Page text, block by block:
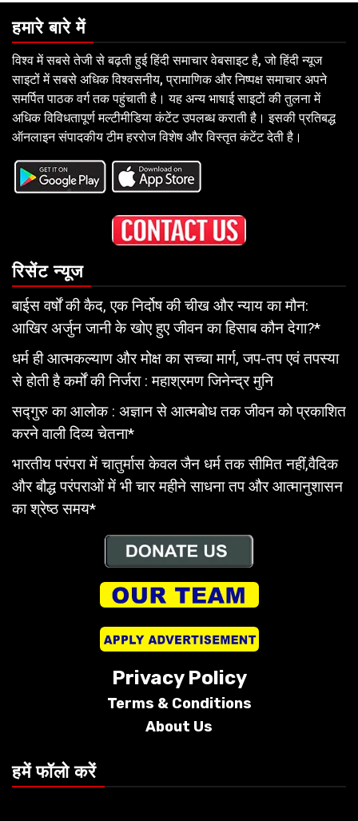
हमारे बारे में
विश्व में सबसे तेजी से बढ़ती हुई हिंदी समाचार वेबसाइट है, जो हिंदी न्यूज
साइटों में सबसे अधिक विश्वसनीय, प्रामाणिक और निष्पक्ष समाचार अपने
समर्पित पाठक वर्ग तक पहुंचाती है। यह अन्य भाषाई साइटों की तुलना में
अधिक विविधतापूर्ण मल्टीमीडिया कंटेंट उपलब्ध कराती है। इसकी प्रतिबद्ध
ऑनलाइन संपादकीय टीम हररोज विशेष और विस्तृत कंटेंट देती है।
रिसेंट न्यूज
बाईस वर्षों की कैद, एक निर्दोष की चीख और न्याय का मौन:
आखिर अर्जुन जानी के खोए हुए जीवन का हिसाब कौन देगा?*
धर्म ही आत्मकल्याण और मोक्ष का सच्चा मार्ग, जप-तप एवं तपस्या
से होती है कर्मों की निर्जरा : महाश्रमण जिनेन्द्र मुनि
सद्गुरु का आलोक : अज्ञान से आत्मबोध तक जीवन को प्रकाशित
करने वाली दिव्य चेतना*
भारतीय परंपरा में चातुर्मास केवल जैन धर्म तक सीमित नहीं,वैदिक
और बौद्ध परंपराओं में भी चार महीने साधना तप और आत्मानुशासन
का श्रेष्ठ समय*
Privacy Policy
Terms & Conditions
About Us
हमें फॉलो करें